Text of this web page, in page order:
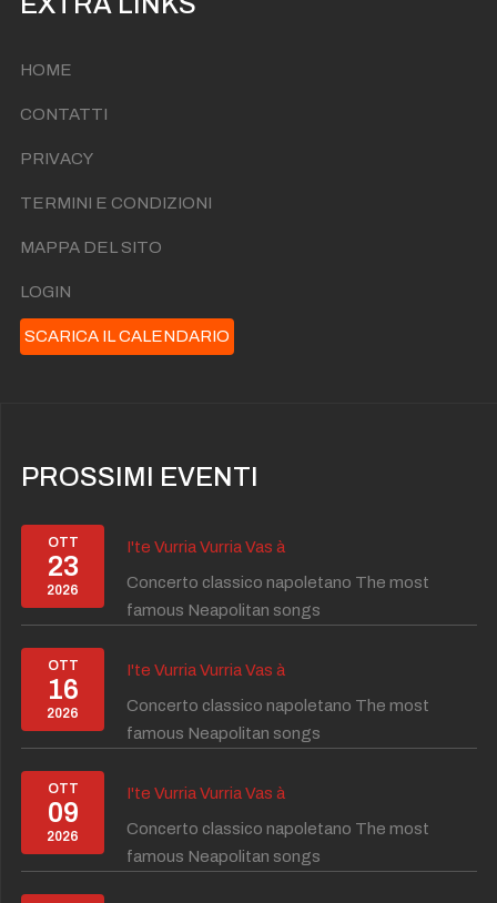
HOME
CONTATTI
PRIVACY
TERMINI E CONDIZIONI
MAPPA DEL SITO
LOGIN
SCARICA IL CALENDARIO
PROSSIMI EVENTI
OTT
23
2026
I'te Vurria Vurria Vas à
Concerto classico napoletano The most
famous Neapolitan songs
OTT
16
2026
I'te Vurria Vurria Vas à
Concerto classico napoletano The most
famous Neapolitan songs
OTT
09
2026
I'te Vurria Vurria Vas à
Concerto classico napoletano The most
famous Neapolitan songs